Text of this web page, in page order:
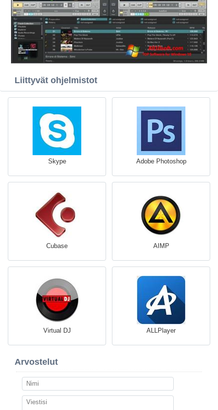
Liittyvät ohjelmistot
Skype Adobe Photoshop
Cubase AIMP
Virtual DJ ALLPlayer
Arvostelut